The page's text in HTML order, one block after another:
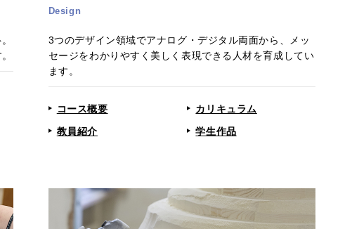
Design
3つのデザイン領域でアナログ・デジタル両面から、メッ
セージをわかりやすく美しく表現できる人材を育成してい
ます。
コース概要
カリキュラム
教員紹介
学生作品